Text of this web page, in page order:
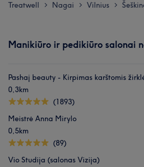
Treatwell > Nagai > Vilnius >
Manikiūro ir pedikiūro salonai
Pashaj beauty - Kirpimas karštomis
0,3km
(1893)
Meistrė Anna Mirylo
0,5km
(89)
Vio Studija (salonas Vizija)